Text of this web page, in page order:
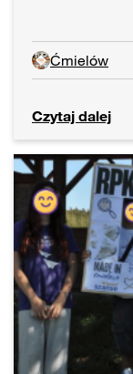
Ćmielów
Czytaj dalej